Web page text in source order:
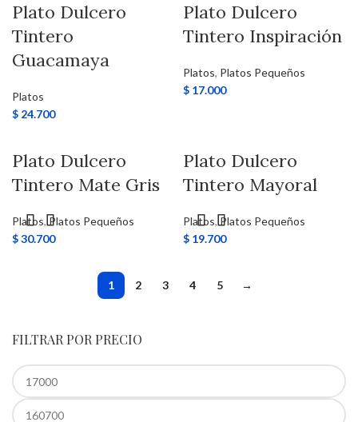
FILTRAR POR PRECIO
Plato Dulcero
Tintero
Guacamaya
Platos
$ 24.700
Plato Dulcero
Tintero Inspiración
Platos, Platos Pequeños
$ 17.000
Plato Dulcero
Tintero Mate Gris
Platos,Platos Pequeños
$30.700
Plato Dulcero
Tintero Mayoral
Platos,Platos Pequeños
$ 19.700
1 2 3 4 5 →